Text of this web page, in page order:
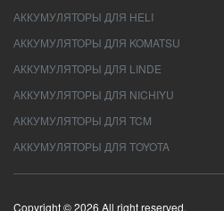
АККУМУЛЯТОРЫ ДЛЯ HELI
АККУМУЛЯТОРЫ ДЛЯ KOMATSU
АККУМУЛЯТОРЫ ДЛЯ LINDE
АККУМУЛЯТОРЫ ДЛЯ NICHIYU
АККУМУЛЯТОРЫ ДЛЯ TCM
АККУМУЛЯТОРЫ ДЛЯ TOYOTA
Copyright © 2026 All right reserved.